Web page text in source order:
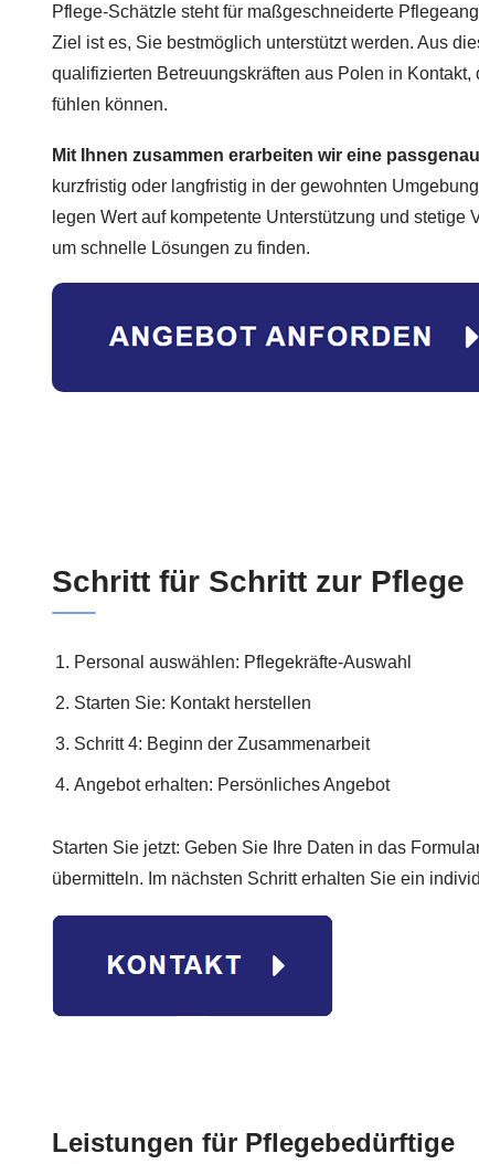
Pflege-Schätzle steht für maßgeschneiderte
Ziel ist es, Sie bestmöglich unterstützt werden. Aus
qualifizierten Betreuungskräften aus Polen in
fühlen können.
Mit Ihnen zusammen erarbeiten wir eine
kurzfristig oder langfristig in der gewohnten
legen Wert auf kompetente Unterstützung und stetige
um schnelle Lösungen zu finden.
Schritt für Schritt zur Pflege
Personal auswählen: Pflegekräfte-Auswahl
Starten Sie: Kontakt herstellen
Schritt 4: Beginn der Zusammenarbeit
Angebot erhalten: Persönliches Angebot
Starten Sie jetzt: Geben Sie Ihre Daten in das
übermitteln. Im nächsten Schritt erhalten Sie ein
Leistungen für Pflegebedürftige